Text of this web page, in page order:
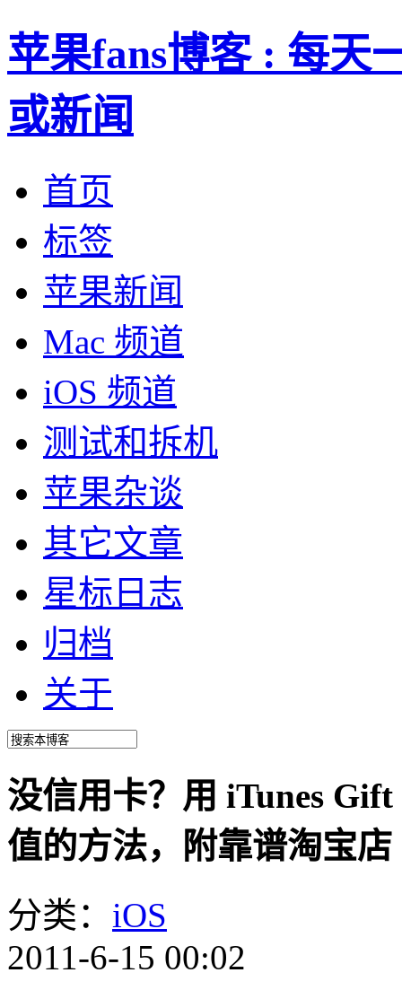
苹果fans博客 : 每天
或新闻
首页
标签
苹果新闻
Mac 频道
iOS 频道
测试和拆机
苹果杂谈
其它文章
星标日志
归档
关于
没信用卡？用 iTunes
值的方法，附靠谱淘宝店
分类： iOS
2011-6-15 00:02